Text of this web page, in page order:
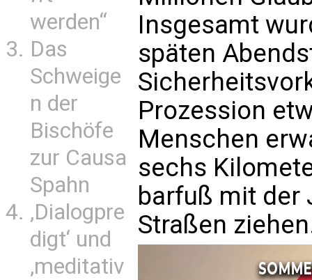
werden“
Das
Schweige
n der
Bischöfe
zur Causa
Spahn
‚Dialogpre
digt‘ und
‚meditativ
Insgesamt
späten
Prozession
Menschen
sechs
barfuß mit der
Straßen